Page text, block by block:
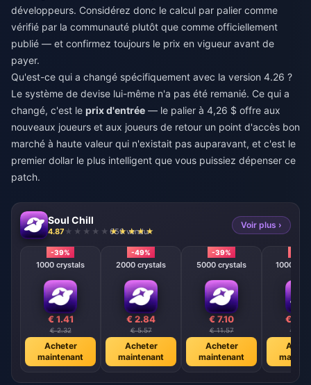
développeurs. Considérez donc le calcul par palier comme
vérifié par la communauté plutôt que comme officiellement
publié — et confirmez toujours le prix en vigueur avant de
payer.
Qu'est-ce qui a changé spécifiquement avec la version 4.26 ?
Le système de devise lui-même n'a pas été remanié. Ce qui a
changé, c'est le prix d'entrée — le palier à 4,26 $ offre aux
nouveaux joueurs et aux joueurs de retour un point d'accès bon
marché à haute valeur qui n'existait pas auparavant, et c'est le
premier dollar le plus intelligent que vous puissiez dépenser ce
patch.
Soul Chill
4.87 650 vendu
Voir plus ›
-39%
1000 crystals
€ 1.41
€ 2.32
Acheter
maintenant
-49%
2000 crystals
€ 2.84
€ 5.57
Acheter
maintenant
-39%
5000 crystals
€ 7.10
€ 11.57
Acheter
maintenant
10000
€
€